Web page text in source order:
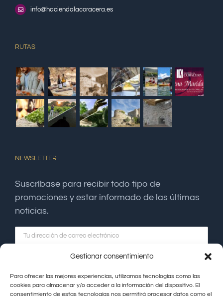
Gestionar consentimiento
Para ofrecer las mejores experiencias, utilizamos tecnologías como las
cookies para almacenar y/o acceder a la información del dispositivo. El
consentimiento de estas tecnologías nos permitirá procesar datos como el
info@haciendalacoracera.es
RUTAS
NEWSLETTER
Suscríbase para recibir todo tipo de
promociones y estar informado de las últimas
noticias.